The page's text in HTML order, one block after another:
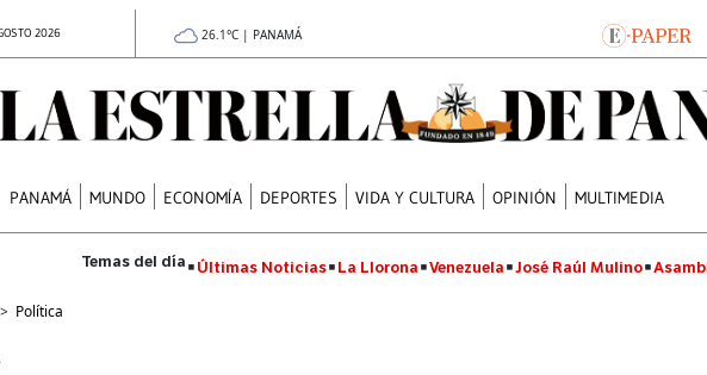
2026 26.1°C | PANAMÁ
PANAMÁ MUNDO ECONOMÍA DEPORTES VIDA Y CULTURA OPINIÓN MULTIMEDIA
Últimas Noticias La Llorona Venezuela José Raúl Mulino
> Política